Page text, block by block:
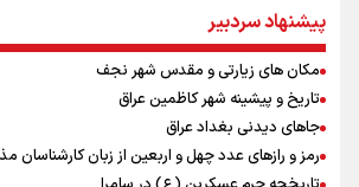
جابجایی مرکز ثقل اقتصاد جهان انجام شد/ فرصت
ایران +نمودار
امیررضا غلامی، ملی پوش تکواندو : تمرکزم روی
بازی های آسیایی
کانادا دو مظنون تیراندازی در نزدیکی کنسولگری
رادین زینالی، ملی پوش تکواندو : قدم به قدم تلاش
المپیک برسم
پیشنهاد سردبیر
مکان های زیارتی و مقدس شهر نجف
تاریخ و پیشینه شهر کاظمین عراق
جاهای دیدنی بغداد عراق
رمز و رازهای عدد چهل و اربعین از زبان کارشناسان